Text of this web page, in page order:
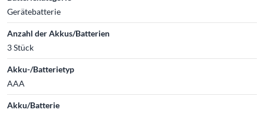
Gerätebatterie
Anzahl der Akkus/Batterien
3 Stück
Akku-/Batterietyp
AAA
Akku/Batterie